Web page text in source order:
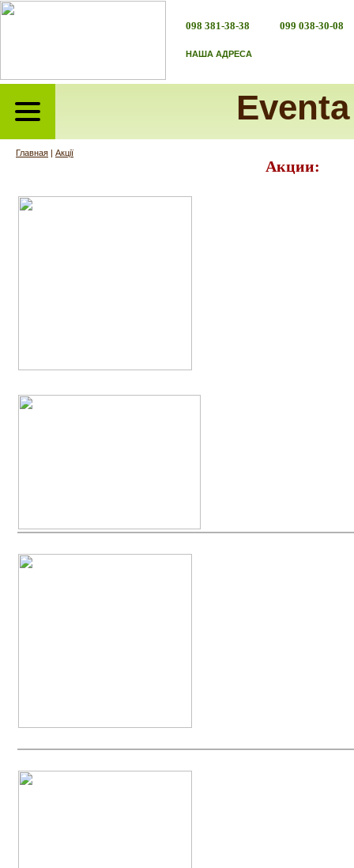
098 381-38-38 099 038-30-08
НАША АДРЕСА
Eventa
Главная | Акції
Акции: